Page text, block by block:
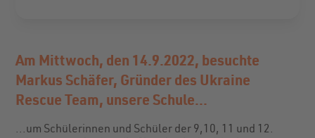
Am Mittwoch, den 14.9.2022, besuchte
Markus Schäfer, Gründer des Ukraine
Rescue Team, unsere Schule...
...um Schülerinnen und Schüler der 9,10, 11 und 12.